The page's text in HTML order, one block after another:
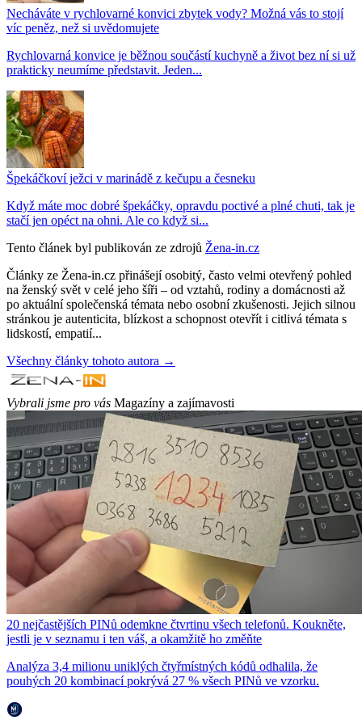
Necháváte v rychlovarné konvici zbytek vody? Možná vás to stojí
víc peněz, než si uvědomujete
Rychlovarná konvice je běžnou součástí kuchyně a život bez ní si už
prakticky neumíme představit. Jeden...
Špekáčkoví ježci v marinádě z kečupu a česneku
Když máte moc dobré špekáčky, opravdu poctivé a plné chuti, tak je
stačí jen opéct na ohni. Ale co když si...
Tento článek byl publikován ze zdrojů Žena-in.cz
Články ze Žena-in.cz přinášejí osobitý, často velmi otevřený pohled
na ženský svět v celé jeho šíři – od vztahů, rodiny a domácnosti až
po aktuální společenská témata nebo osobní zkušenosti. Jejich silnou
stránkou je autenticita, blízkost a schopnost otevřít i citlivá témata s
lidskostí, empatií...
Všechny články tohoto autora →
Vybrali jsme pro vás Magazíny a zajímavosti
20 nejčastějších PINů odemkne čtvrtinu všech telefonů. Koukněte,
jestli je v seznamu i ten váš, a okamžitě ho změňte
Analýza 3,4 milionu uniklých čtyřmístných kódů odhalila, že
pouhých 20 kombinací pokrývá 27 % všech PINů ve vzorku.